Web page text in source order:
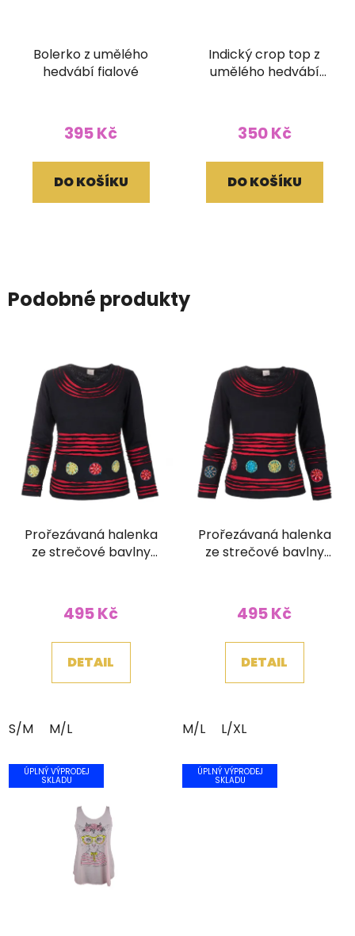
Bolerko z umělého
hedvábí fialové
395 Kč
DO KOŠÍKU
Indický crop top z
umělého hedvábí
350 Kč
DO KOŠÍKU
Podobné produkty
Prořezávaná halenka
ze strečové bavlny
495 Kč
DETAIL
S/M M/L
Prořezávaná halenka
ze strečové bavlny
hodnocení
je
5,0
495 Kč
DETAIL
M/L L/XL
ÚPLNÝ VÝPRODEJ
SKLADU
ÚPLNÝ VÝPRODEJ
SKLADU